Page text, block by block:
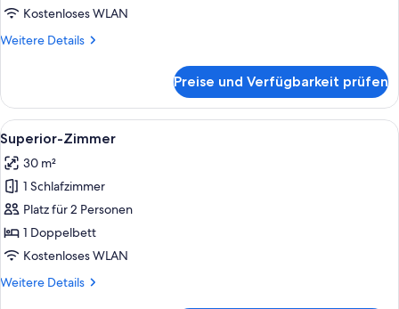
Kostenloses WLAN
Weitere Details
Weitere
Zimmer
Preise und Verfügbarkeit prüfen
Alle
Fotos
für
Superior-
Zimmer
anzeigen
Ein Hotelzimmer mit einem großen
5
Superior-Zimmer
30 m²
1 Schlafzimmer
Platz für 2 Personen
1 Doppelbett
Kostenloses WLAN
Weitere Details
Weitere